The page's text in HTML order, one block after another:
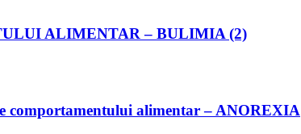
ALIMENTAR – BULIMIA (2)
alimentar – ANOREXIA